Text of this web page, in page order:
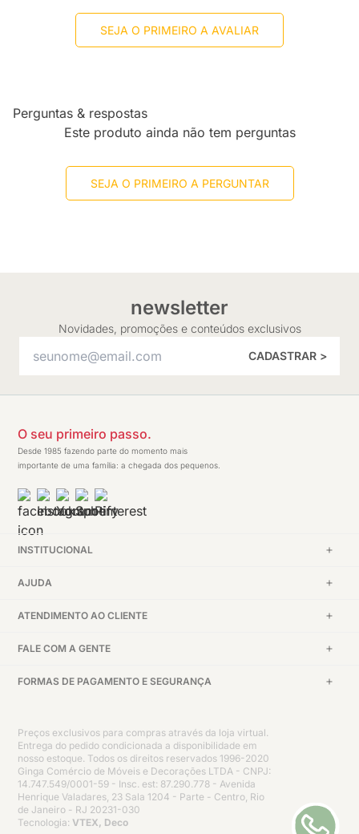
SEJA O PRIMEIRO A AVALIAR
Perguntas & respostas
Este produto ainda não tem perguntas
SEJA O PRIMEIRO A PERGUNTAR
newsletter
Novidades, promoções e conteúdos exclusivos
CADASTRAR >
O seu primeiro passo.
Desde 1985 fazendo parte do momento mais
importante de uma família: a chegada dos pequenos.
INSTITUCIONAL
AJUDA
ATENDIMENTO AO CLIENTE
FALE COM A GENTE
FORMAS DE PAGAMENTO E SEGURANÇA
Preços exclusivos para compras através da loja virtual.
Entrega do pedido condicionada a disponibilidade em
nosso estoque. Todos os direitos reservados 1996-2020
Ginga Comércio de Móveis e Decorações LTDA - CNPJ:
14.747.549/0001-59 - Insc. est: 87.290.778 - Avenida
Henrique Valadares, 23 Sala 1204 - Parte - Centro, Rio
de Janeiro - RJ 20231-030
Tecnologia: VTEX, Deco